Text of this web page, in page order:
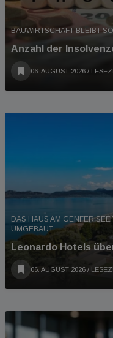
BAUWIRTSCHAFT BLEIBT
Anzahl der
06. AUGUST 2026 /
DAS HAUS AM GENFER
UMGEBAUT
Leonardo Hotels
06. AUGUST 2026 /